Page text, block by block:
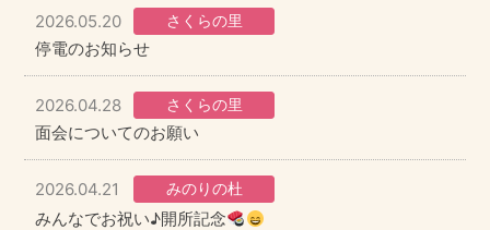
2026.05.20 さくらの里
停電のお知らせ
2026.04.28 さくらの里
面会についてのお願い
2026.04.21 みのりの杜
みんなでお祝い♪開所記念